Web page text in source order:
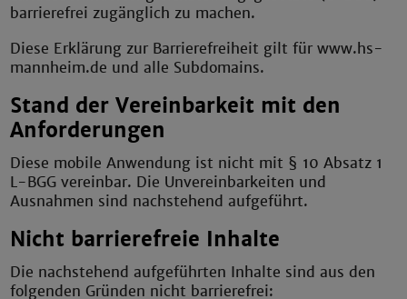
barrierefrei zugänglich zu machen.
Diese Erklärung zur Barrierefreiheit gilt für www.hs-
mannheim.de und alle Subdomains.
Stand der Vereinbarkeit mit den
Anforderungen
Diese mobile Anwendung ist nicht mit § 10 Absatz 1
L-BGG vereinbar. Die Unvereinbarkeiten und
Ausnahmen sind nachstehend aufgeführt.
Nicht barrierefreie Inhalte
Die nachstehend aufgeführten Inhalte sind aus den
folgenden Gründen nicht barrierefrei: